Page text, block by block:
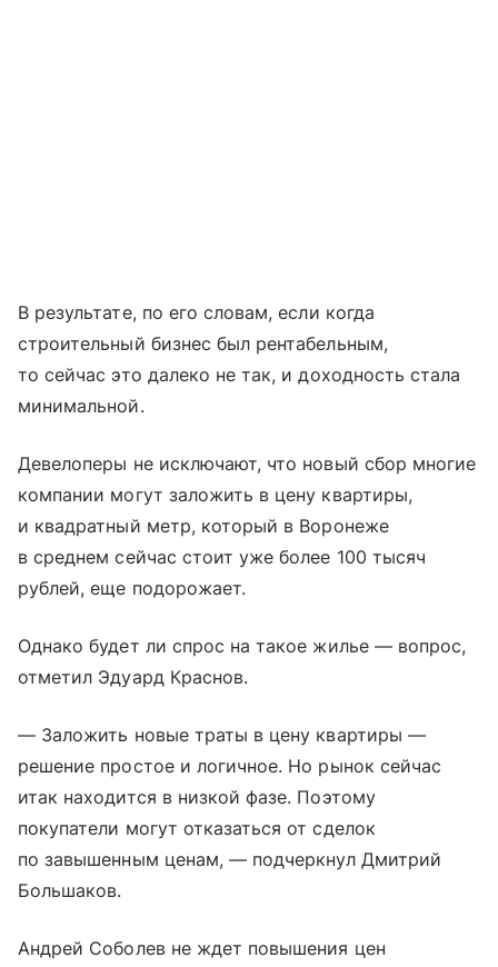
В результате, по его словам, если когда
строительный бизнес был рентабельным,
то сейчас это далеко не так, и доходность стала
минимальной.
Девелоперы не исключают, что новый сбор многие
компании могут заложить в цену квартиры,
и квадратный метр, который в Воронеже
в среднем сейчас стоит уже более 100 тысяч
рублей, еще подорожает.
Однако будет ли спрос на такое жилье — вопрос,
отметил Эдуард Краснов.
— Заложить новые траты в цену квартиры —
решение простое и логичное. Но рынок сейчас
итак находится в низкой фазе. Поэтому
покупатели могут отказаться от сделок
по завышенным ценам, — подчеркнул Дмитрий
Большаков.
Андрей Соболев не ждет повышения цен